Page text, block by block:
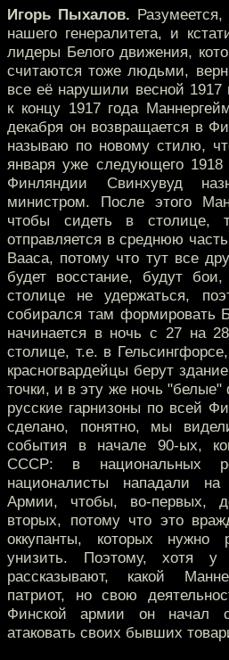
Игорь Пыхалов.
нашего генералитета, и
лидеры Белого движения,
считаются тоже людьми,
все её нарушили весной
к концу 1917 года
декабря он возвращается в
называю по новому стилю,
января уже следующего 1918
Финляндии Свинхувуд
министром. После этого
чтобы сидеть в столице,
отправляется в среднюю
Вааса, потому что тут все
будет восстание, будут
столице не удержаться,
собирался там формировать
начинается в ночь с 27 на
столице, т.е. в
красногвардейцы берут
точки, и в эту же ночь
русские гарнизоны по всей
сделано, понятно, мы
события в начале 90-ых,
СССР: в национальных
националисты нападали на
Армии, чтобы, во-первых,
вторых, потому что это
оккупанты, которых
унизить. Поэтому, хотя
рассказывают, какой
патриот, но свою
Финской армии он начал
атаковать своих бывших